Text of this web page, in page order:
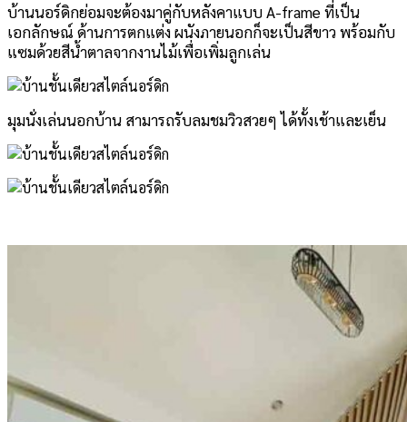
บ้านนอร์ดิกย่อมจะต้องมาคู่กับหลังคาแบบ A-frame ที่เป็น
เอกลักษณ์ ด้านการตกแต่ง ผนังภายนอกก็จะเป็นสีขาว พร้อมกับ
แซมด้วยสีน้ำตาลจากงานไม้เพื่อเพิ่มลูกเล่น
มุมนั่งเล่นนอกบ้าน สามารถรับลมชมวิวสวยๆ ได้ทั้งเช้าและเย็น